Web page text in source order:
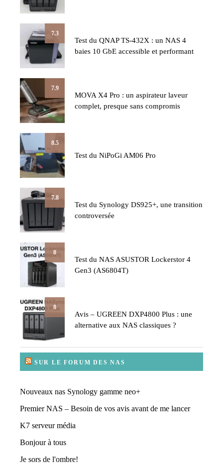
7.3
Test du QNAP TS-432X : un NAS 4
baies 10 GbE accessible et performant
7.9
MOVA X4 Pro : un aspirateur laveur
complet, presque sans compromis
8.5
Test du NiPoGi AM06 Pro
7.8
Test du Synology DS925+, une transition
controversée
8
Test du NAS ASUSTOR Lockerstor 4
Gen3 (AS6804T)
8
Avis – UGREEN DXP4800 Plus : une
alternative aux NAS classiques ?
SUR LE FORUM DES NAS
Nouveaux nas Synology gamme neo+
Premier NAS – Besoin de vos avis avant de me lancer
K7 serveur média
Bonjour à tous
Je sors de l'ombre!